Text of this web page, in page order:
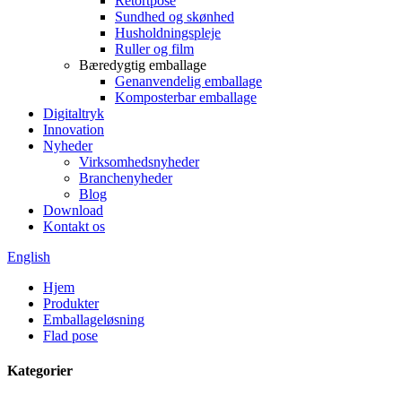
Sundhed og skønhed
Husholdningspleje
Ruller og film
Bæredygtig emballage
Genanvendelig emballage
Komposterbar emballage
Digitaltryk
Innovation
Nyheder
Virksomhedsnyheder
Branchenyheder
Blog
Download
Kontakt os
English
Hjem
Produkter
Emballageløsning
Flad pose
Kategorier